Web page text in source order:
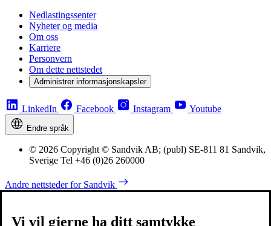
Nedlastingssenter
Nyheter og media
Om oss
Karriere
Personvern
Om dette nettstedet
Administrer informasjonskapsler
LinkedIn Facebook Instagram Youtube
Endre språk
© 2026 Copyright © Sandvik AB; (publ) SE-811 81 Sandvik,
Sverige Tel +46 (0)26 260000
Andre nettsteder for Sandvik
Vi vil gjerne ha ditt samtykke